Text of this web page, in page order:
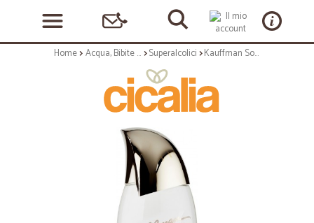
Home Acqua, Bibite e Alcolici Superalcolici Kauffman Soft Selected Vodka cl.70